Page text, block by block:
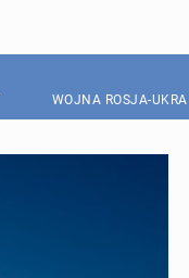
WOJNA ROSJA-